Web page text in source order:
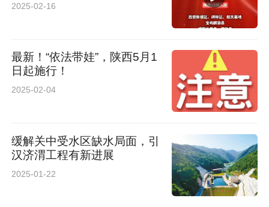
2025-02-16
最新！“依法带娃”，陕西5月1
日起施行！
2025-02-04
缓解关中受水区缺水局面，引
汉济渭工程有新进展
2025-01-22